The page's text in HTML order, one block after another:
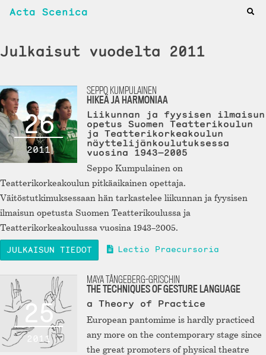
Acta Scenica
Julkaisut vuodelta 2011
26
2011
SEPPO KUMPULAINEN
HIKEÄ JA HARMONIAA
Liikunnan ja fyysisen ilmaisun
opetus Suomen Teatterikoulun
ja Teatterikorkeakoulun
näyttelijänkoulutuksessa
vuosina 1943—2005
Seppo Kumpulainen on
Teatterikorkeakoulun pitkäaikainen opettaja.
Väitöstutkimuksessaan hän tarkastelee liikunnan ja fyysisen
ilmaisun opetusta Suomen Teatterikoulussa ja
Teatterikorkeakoulussa vuosina 1943–2005.
JULKAISUN TIEDOT Lectio Praecursoria
25
2011
MAYA TÅNGEBERG-GRISCHIN
THE TECHNIQUES OF GESTURE LANGUAGE
a Theory of Practice
European pantomime is hardly practiced
any more on the contemporary stage since
the great promoters of physical theatre